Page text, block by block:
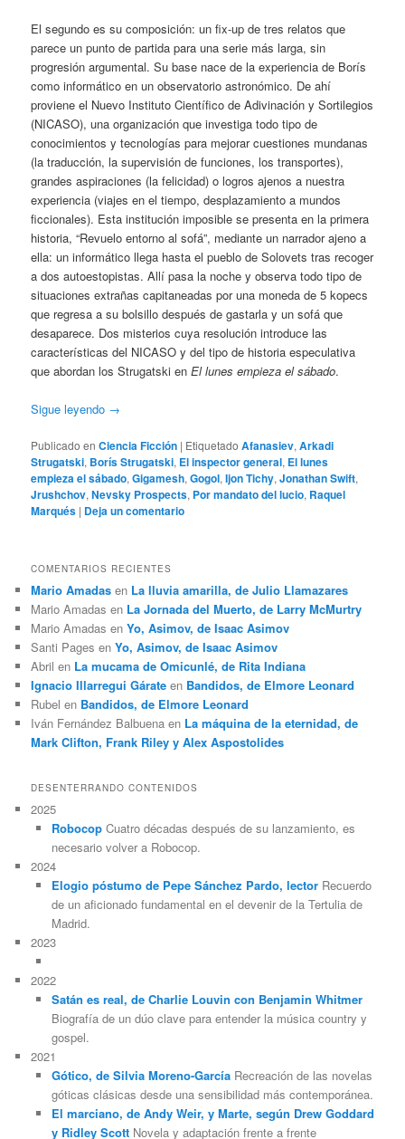
El segundo es su composición: un fix-up de tres relatos que
parece un punto de partida para una serie más larga, sin
progresión argumental. Su base nace de la experiencia de Borís
como informático en un observatorio astronómico. De ahí
proviene el Nuevo Instituto Científico de Adivinación y Sortilegios
(NICASO), una organización que investiga todo tipo de
conocimientos y tecnologías para mejorar cuestiones mundanas
(la traducción, la supervisión de funciones, los transportes),
grandes aspiraciones (la felicidad) o logros ajenos a nuestra
experiencia (viajes en el tiempo, desplazamiento a mundos
ficcionales). Esta institución imposible se presenta en la primera
historia, “Revuelo entorno al sofá”, mediante un narrador ajeno a
ella: un informático llega hasta el pueblo de Solovets tras recoger
a dos autoestopistas. Allí pasa la noche y observa todo tipo de
situaciones extrañas capitaneadas por una moneda de 5 kopecs
que regresa a su bolsillo después de gastarla y un sofá que
desaparece. Dos misterios cuya resolución introduce las
características del NICASO y del tipo de historia especulativa
que abordan los Strugatski enEl lunes empieza el sábado.
Sigue leyendo →
Publicado en Ciencia Ficción | Etiquetado Afanasiev,Arkadi
Strugatski, Borís Strugatski, El inspector general, El lunes
empieza el sábado,Gigamesh,Gogol,Ijon Tichy,Jonathan Swift,
Jrushchov,Nevsky Prospects, Por mandato del lucio, Raquel
Marqués | Deja un comentario
COMENTARIOS RECIENTES
Mario Amadas en La lluvia amarilla, de Julio Llamazares
Mario Amadas en La Jornada del Muerto, de Larry McMurtry
Mario Amadas enYo, Asimov, de Isaac Asimov
Santi Pages enYo, Asimov, de Isaac Asimov
Abril en La mucama de Omicunlé, de Rita Indiana
Ignacio Illarregui Gárate en Bandidos, de Elmore Leonard
Rubel en Bandidos, de Elmore Leonard
Iván Fernández Balbuena en La máquina de la eternidad, de
Mark Clifton, Frank Riley y Alex Aspostolides
DESENTERRANDO CONTENIDOS
2025
RobocopCuatro décadas después de su lanzamiento, es
necesario volver a Robocop.
2024
Elogio póstumo de Pepe Sánchez Pardo, lectorRecuerdo
de un aficionado fundamental en el devenir de la Tertulia de
Madrid.
2023
2022
Satán es real, de Charlie Louvin con Benjamin Whitmer
Biografía de un dúo clave para entender la música country y
gospel.
2021
Gótico, de Silvia Moreno-GarcíaRecreación de las novelas
góticas clásicas desde una sensibilidad más contemporánea.
El marciano, de Andy Weir, y Marte, según Drew Goddard
y Ridley ScottNovela y adaptación frente a frente